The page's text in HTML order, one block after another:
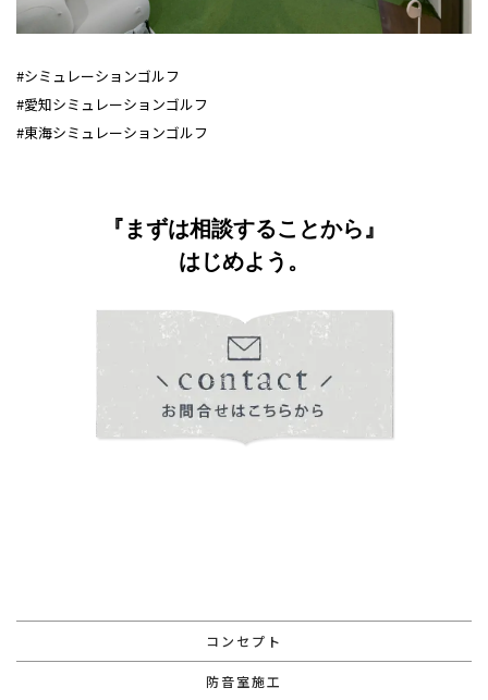
#シミュレーションゴルフ
#愛知シミュレーションゴルフ
#東海シミュレーションゴルフ
『まずは相談することから』
はじめよう。
コンセプト
防音室施工